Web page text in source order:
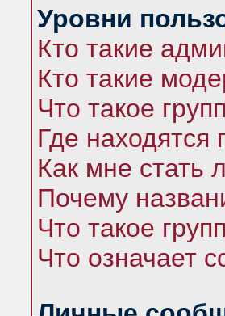
Уровни
Кто такие
Кто такие
Что такое
Где находятся
Как мне стать
Почему
Что такое
Что означает